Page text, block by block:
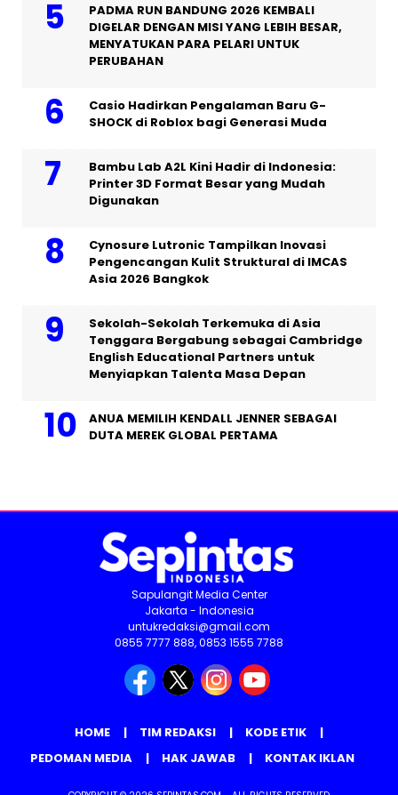
PADMA RUN BANDUNG 2026 KEMBALI
DIGELAR DENGAN MISI YANG LEBIH BESAR,
MENYATUKAN PARA PELARI UNTUK
PERUBAHAN
Casio Hadirkan Pengalaman Baru G-
SHOCK di Roblox bagi Generasi Muda
Bambu Lab A2L Kini Hadir di Indonesia:
Printer 3D Format Besar yang Mudah
Digunakan
Cynosure Lutronic Tampilkan Inovasi
Pengencangan Kulit Struktural di IMCAS
Asia 2026 Bangkok
Sekolah-Sekolah Terkemuka di Asia
Tenggara Bergabung sebagai Cambridge
English Educational Partners untuk
Menyiapkan Talenta Masa Depan
ANUA MEMILIH KENDALL JENNER SEBAGAI
DUTA MEREK GLOBAL PERTAMA
Sapulangit Media Center
Jakarta - Indonesia
untukredaksi@gmail.com
0855 7777 888, 0853 1555 7788
HOME TIM REDAKSI
KODE ETIK
PEDOMAN MEDIA
HAK JAWAB KONTAK IKLAN